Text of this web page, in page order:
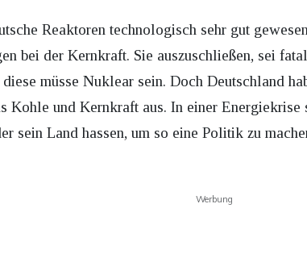
Reaktoren technologisch sehr gut
bei der Kernkraft. Sie auszuschließen, sei
müsse Nuklear sein. Doch Deutschland
Kohle und Kernkraft aus. In einer Energiekrise
sein Land hassen, um so eine Politik zu
Werbung